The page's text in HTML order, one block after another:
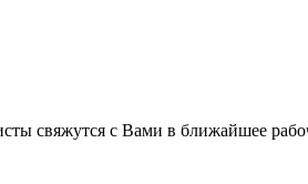
свяжутся с Вами в ближайшее